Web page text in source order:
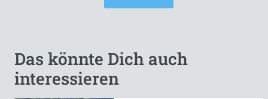
Das könnte Dich auch
interessieren